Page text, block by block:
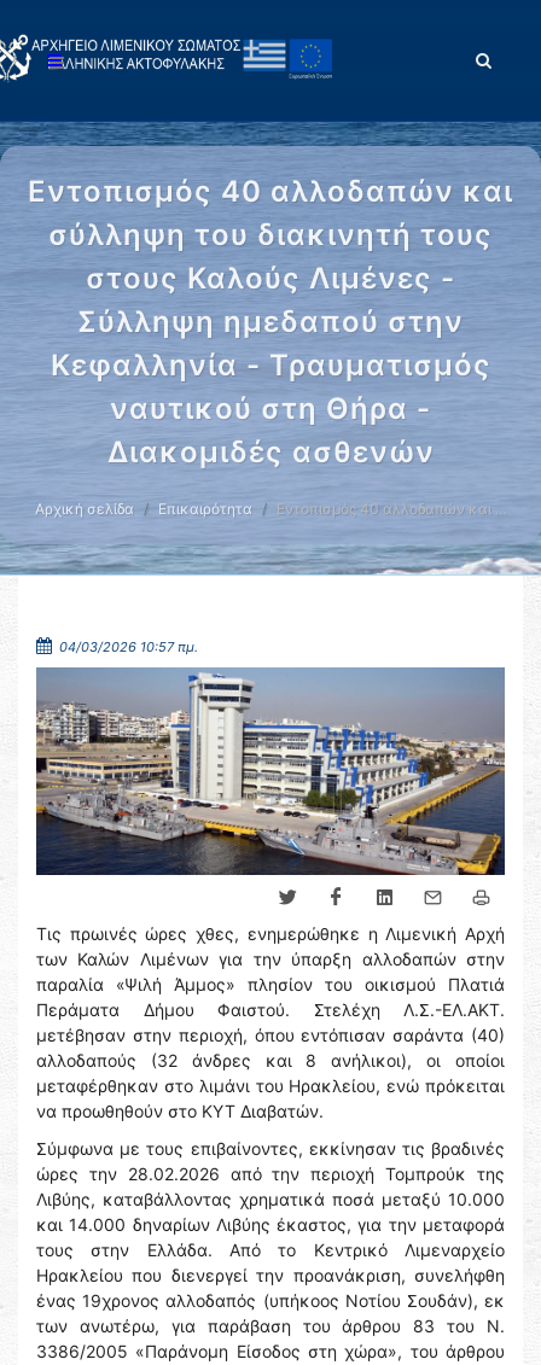
Εντοπισμός 40 αλλοδαπών και
σύλληψη του διακινητή τους
στους Καλούς Λιμένες -
Σύλληψη ημεδαπού στην
Κεφαλληνία - Τραυματισμός
ναυτικoύ στη Θήρα -
Διακομιδές ασθενών
Αρχική σελίδα Επικαιρότητα Εντοπισμός 40 αλλοδαπών και …
04/03/2026 10:57 πμ.
Τις πρωινές ώρες χθες, ενημερώθηκε η Λιμενική Αρχή
των Καλών Λιμένων για την ύπαρξη αλλοδαπών στην
παραλία «Ψιλή Άμμος» πλησίον του οικισμού Πλατιά
Περάματα Δήμου Φαιστού. Στελέχη Λ.Σ.-ΕΛ.ΑΚΤ.
μετέβησαν στην περιοχή, όπου εντόπισαν σαράντα (40)
αλλοδαπούς (32 άνδρες και 8 ανήλικοι), οι οποίοι
μεταφέρθηκαν στο λιμάνι του Ηρακλείου, ενώ πρόκειται
να προωθηθούν στο ΚΥΤ Διαβατών.
Σύμφωνα με τους επιβαίνοντες, εκκίνησαν τις βραδινές
ώρες την 28.02.2026 από την περιοχή Τομπρούκ της
Λιβύης, καταβάλλοντας χρηματικά ποσά μεταξύ 10.000
και 14.000 δηναρίων Λιβύης έκαστος, για την μεταφορά
τους στην Ελλάδα. Από το Κεντρικό Λιμεναρχείο
Ηρακλείου που διενεργεί την προανάκριση, συνελήφθη
ένας 19χρονος αλλοδαπός (υπήκοος Νοτίου Σουδάν), εκ
των ανωτέρω, για παράβαση του άρθρου 83 του Ν.
3386/2005 «Παράνομη Είσοδος στη χώρα», του άρθρου